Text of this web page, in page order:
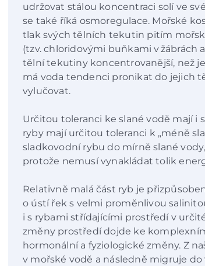
udržovat stálou koncentraci solí ve
se také říká osmoregulace. Mořské
tlak svých tělních tekutin pitím
(tzv. chloridovými buňkami v žábrách
tělní tekutiny koncentrovanější, než
má voda tendenci pronikat do jejich
vylučovat.
Určitou toleranci ke slané vodě mají i
ryby mají určitou toleranci k „méně
sladkovodní rybu do mírně slané
protože nemusí vynakládat tolik
Relativně malá část ryb je
o ústí řek s velmi proměnlivou
i s rybami střídajícími prostředí v
změny prostředí dojde ke
hormonální a fyziologické změny. Z
v mořské vodě a následně migruje